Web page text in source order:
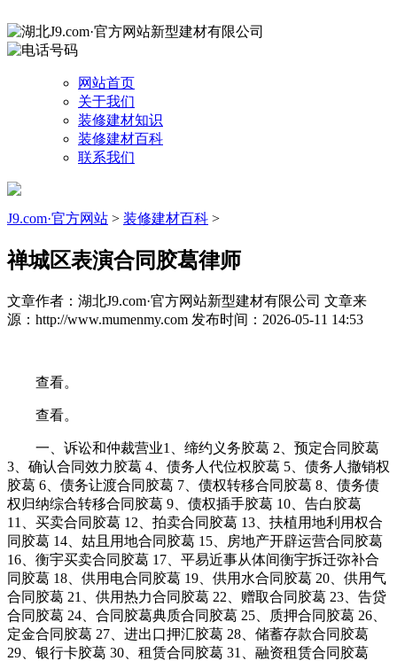
网站首页
关于我们
装修建材知识
装修建材百科
联系我们
J9.com·官方网站 > 装修建材百科 >
禅城区表演合同胶葛律师
文章作者：湖北J9.com·官方网站新型建材有限公司 文章来
源：http://www.mumenmy.com 发布时间：2026-05-11 14:53
查看。
查看。
一、诉讼和仲裁营业1、缔约义务胶葛 2、预定合同胶葛
3、确认合同效力胶葛 4、债务人代位权胶葛 5、债务人撤销权
胶葛 6、债务让渡合同胶葛 7、债权转移合同胶葛 8、债务债
权归纳综合转移合同胶葛 9、债权插手胶葛 10、告白胶葛
11、买卖合同胶葛 12、拍卖合同胶葛 13、扶植用地利用权合
同胶葛 14、姑且用地合同胶葛 15、房地产开辟运营合同胶葛
16、衡宇买卖合同胶葛 17、平易近事从体间衡宇拆迁弥补合
同胶葛 18、供用电合同胶葛 19、供用水合同胶葛 20、供用气
合同胶葛 21、供用热力合同胶葛 22、赠取合同胶葛 23、告贷
合同胶葛 24、合同胶葛典质合同胶葛 25、质押合同胶葛 26、
定金合同胶葛 27、进出口押汇胶葛 28、储蓄存款合同胶葛
29、银行卡胶葛 30、租赁合同胶葛 31、融资租赁合同胶葛